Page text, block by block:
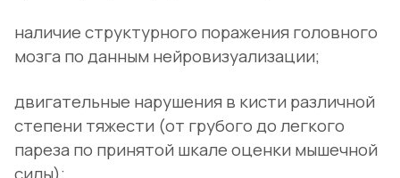
наличие структурного поражения головного
мозга по данным нейровизуализации;
двигательные нарушения в кисти различной
степени тяжести (от грубого до легкого
пареза по принятой шкале оценки мышечной